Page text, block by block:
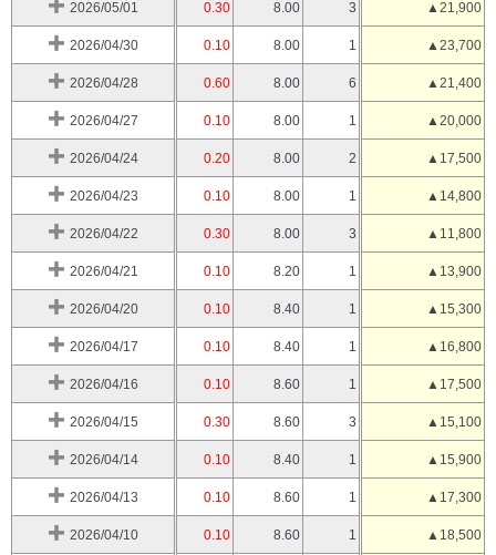
2026/05/01 0.30 8.00 3 ▲21,900
2026/04/30 0.10 8.00 1 ▲23,700
2026/04/28 0.60 8.00 6 ▲21,400
2026/04/27 0.10 8.00 1 ▲20,000
2026/04/24 0.20 8.00 2 ▲17,500
2026/04/23 0.10 8.00 1 ▲14,800
2026/04/22 0.30 8.00 3 ▲11,800
2026/04/21 0.10 8.20 1 ▲13,900
2026/04/20 0.10 8.40 1 ▲15,300
2026/04/17 0.10 8.40 1 ▲16,800
2026/04/16 0.10 8.60 1 ▲17,500
2026/04/15 0.30 8.60 3 ▲15,100
2026/04/14 0.10 8.40 1 ▲15,900
2026/04/13 0.10 8.60 1 ▲17,300
2026/04/10 0.10 8.60 1 ▲18,500